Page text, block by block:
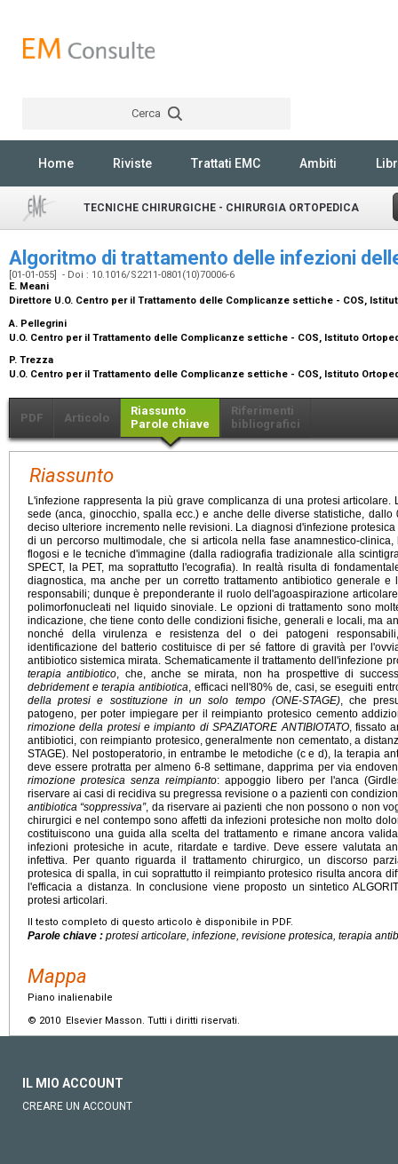
Cerca
Home Riviste Trattati EMC Ambiti
TECNICHE CHIRURGICHE - CHIRURGIA ORTOPEDICA
Algoritmo di trattamento delle infezioni
[01-01-055] - Doi : 10.1016/S2211-0801(10)70006-6
E. Meani
Direttore U.O. Centro per il Trattamento delle Complicanze settiche - COS,
A. Pellegrini
U.O. Centro per il Trattamento delle Complicanze settiche - COS, Istituto
P. Trezza
U.O. Centro per il Trattamento delle Complicanze settiche - COS, Istituto
PDF Articolo
Riassunto
Parole chiave
Riferimenti
bibliografici
Riassunto
L'infezione rappresenta la più grave complicanza di una protesi
sede (anca, ginocchio, spalla ecc.) e anche delle diverse statistiche,
deciso ulteriore incremento nelle revisioni. La diagnosi d'infezione
di un percorso multimodale, che si articola nella fase anamnestico-
flogosi e le tecniche d'immagine (dalla radiografia tradizionale alla
SPECT, la PET, ma soprattutto l'ecografia). In realtà risulta di
diagnostica, ma anche per un corretto trattamento antibiotico generale
responsabili; dunque è preponderante il ruolo dell'agoaspirazione
polimorfonucleati nel liquido sinoviale. Le opzioni di trattamento sono
indicazione, che tiene conto delle condizioni fisiche, generali e locali, ma
nonché della virulenza e resistenza del o dei patogeni
identificazione del batterio costituisce di per sé fattore di gravità per
antibiotico sistemica mirata. Schematicamente il trattamento dell'infezione
terapia antibiotico, che, anche se mirata, non ha prospettive di
debridement e terapia antibiotica, efficaci nell'80% de, casi, se eseguiti
della protesi e sostituzione in un solo tempo (ONE-STAGE), che
patogeno, per poter impiegare per il reimpianto protesico cemento
rimozione della protesi e impianto di SPAZIATORE ANTIBIOTATO, fissato
antibiotici, con reimpianto protesico, generalmente non cementato, a
STAGE). Nel postoperatorio, in entrambe le metodiche (c e d), la terapia
deve essere protratta per almeno 6-8 settimane, dapprima per via
rimozione protesica senza reimpianto: appoggio libero per l'anca
riservare ai casi di recidiva su pregressa revisione o a pazienti con
antibiotica “soppressiva”, da riservare ai pazienti che non possono o non
chirurgici e nel contempo sono affetti da infezioni protesiche non molto
costituiscono una guida alla scelta del trattamento e rimane ancora
infezioni protesiche in acute, ritardate e tardive. Deve essere valutata
infettiva. Per quanto riguarda il trattamento chirurgico, un discorso
protesica di spalla, in cui soprattutto il reimpianto protesico risulta ancora
l'efficacia a distanza. In conclusione viene proposto un sintetico
protesi articolari.
Il testo completo di questo articolo è disponibile in PDF.
Parole chiave : protesi articolare, infezione, revisione protesica, terapia
Mappa
Piano inalienabile
© 2010 Elsevier Masson. Tutti i diritti riservati.
IL MIO ACCOUNT
CREARE UN ACCOUNT